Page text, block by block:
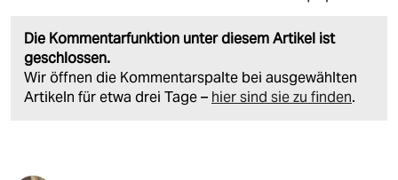
Die Kommentarfunktion unter diesem Artikel ist
geschlossen.
Wir öffnen die Kommentarspalte bei ausgewählten
Artikeln für etwa drei Tage – hier sind sie zu finden.